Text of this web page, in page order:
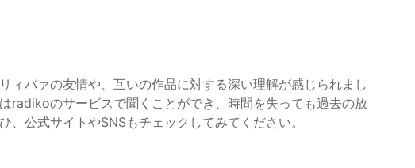
ィバァの友情や、互いの作品に対する深い理解が感じられまし
radikoのサービスで聞くことができ、時間を失っても過去の放
公式サイトやSNSもチェックしてみてください。